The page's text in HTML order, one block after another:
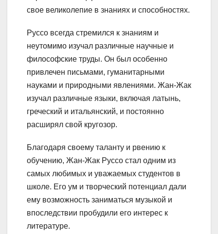
свое великолепие в знаниях и способностях.
Руссо всегда стремился к знаниям и
неутомимо изучал различные научные и
философские труды. Он был особенно
привлечен письмами, гуманитарными
науками и природными явлениями. Жан-Жак
изучал различные языки, включая латынь,
греческий и итальянский, и постоянно
расширял свой кругозор.
Благодаря своему таланту и рвению к
обучению, Жан-Жак Руссо стал одним из
самых любимых и уважаемых студентов в
школе. Его ум и творческий потенциал дали
ему возможность заниматься музыкой и
впоследствии пробудили его интерес к
литературе.